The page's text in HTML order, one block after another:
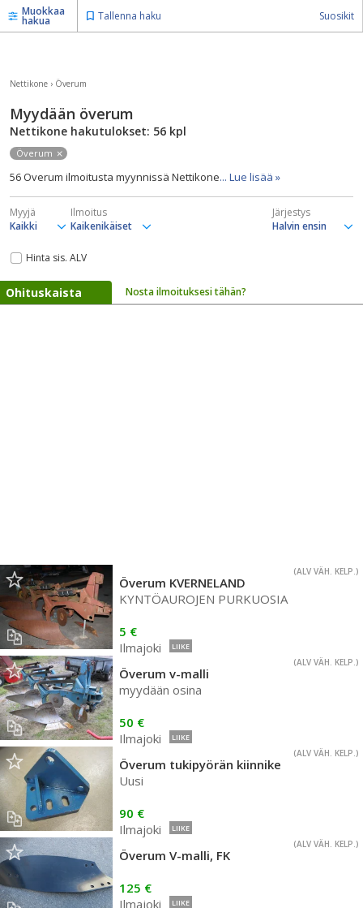
Muokkaa
hakua Tallenna haku Suosikit
Nettikone › Överum
Myydään överum
Nettikone hakutulokset: 56 kpl
Överum
56 Overum ilmoitusta myynnissä Nettikone... Lue lisää »
Myyjä Ilmoitus Järjestys
Hinta sis. ALV
Ohituskaista Nosta ilmoituksesi tähän?
(ALV VÄH. KELP.)
Överum KVERNELAND
KYNTÖAUROJEN PURKUOSIA
5 €
Ilmajoki
LIIKE
(ALV VÄH. KELP.)
Överum v-malli
myydään osina
50 €
Ilmajoki
LIIKE
(ALV VÄH. KELP.)
Överum tukipyörän kiinnike
Uusi
90 €
Ilmajoki
LIIKE
(ALV VÄH. KELP.)
Överum V-malli, FK
125 €
Ilmajoki
LIIKE